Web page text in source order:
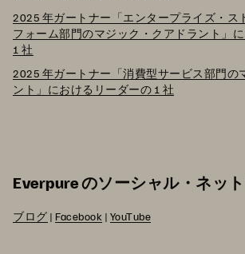
2025 年ガートナー「エンタープライズ・ス
フォーム部門のマジック・クアドラント」
1 社
2025 年ガートナー「消費型サービス部門の
ント」におけるリーダーの 1 社
Everpure のソーシャル・ネッ
ブログ | Facebook | YouTube